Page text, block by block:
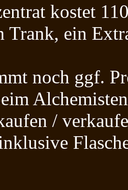
kostet
Trank, ein
noch ggf.
/